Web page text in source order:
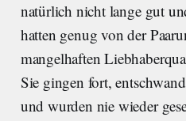
natürlich nicht lange gut
hatten genug von der
mangelhaften
Sie gingen fort,
und wurden nie wieder